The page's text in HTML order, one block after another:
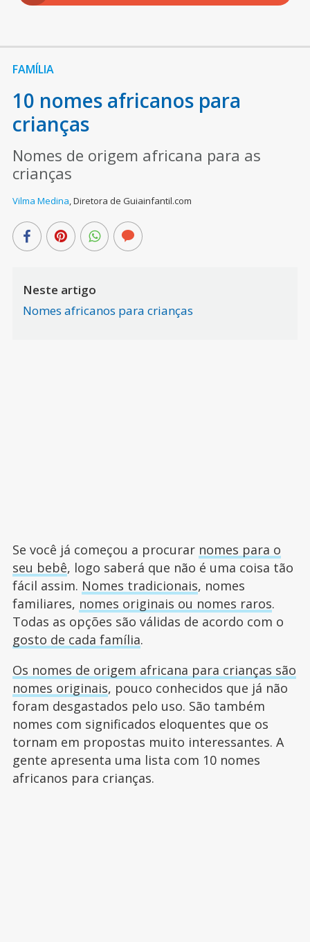
FAMÍLIA
10 nomes africanos para
crianças
Nomes de origem africana para as
crianças
Vilma Medina,Diretora de Guiainfantil.com
Neste artigo
Nomes africanos para crianças
Se você já começou a procurar nomes para o
seu bebê, logo saberá que não é uma coisa tão
fácil assim. Nomes tradicionais, nomes
familiares, nomes originais ou nomes raros.
Todas as opções são válidas de acordo com o
gosto de cada família.
Os nomes de origem africana para crianças são
nomes originais, pouco conhecidos que já não
foram desgastados pelo uso. São também
nomes com significados eloquentes que os
tornam em propostas muito interessantes. A
gente apresenta uma lista com 10 nomes
africanos para crianças.